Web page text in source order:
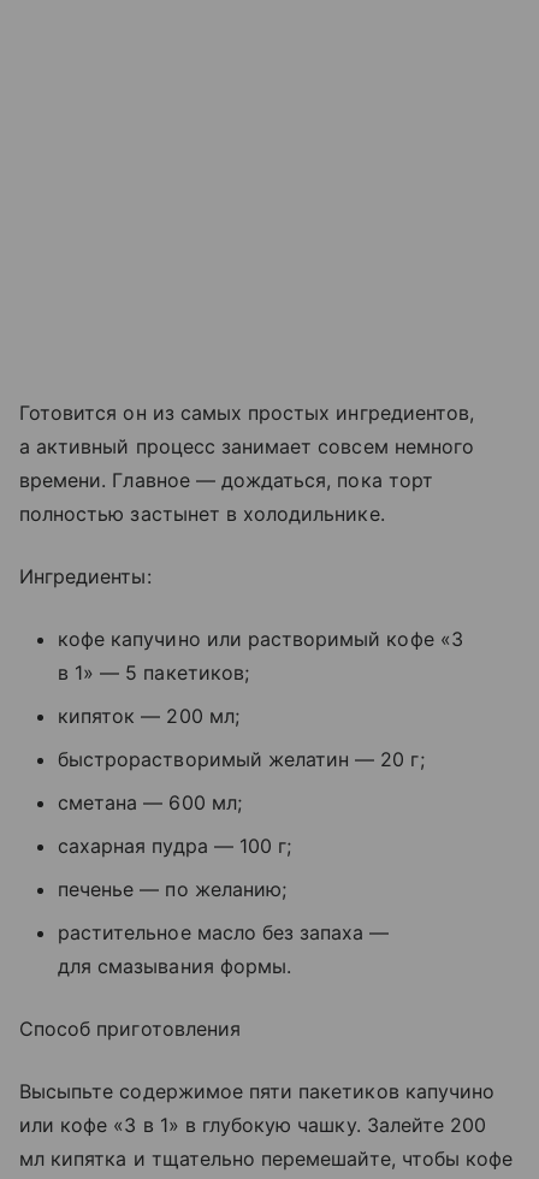
Готовится он из самых простых ингредиентов,
а активный процесс занимает совсем немного
времени. Главное — дождаться, пока торт
полностью застынет в холодильнике.
Ингредиенты:
кофе капучино или растворимый кофе «3
в 1» — 5 пакетиков;
кипяток — 200 мл;
быстрорастворимый желатин — 20 г;
сметана — 600 мл;
сахарная пудра — 100 г;
печенье — по желанию;
растительное масло без запаха —
для смазывания формы.
Способ приготовления
Высыпьте содержимое пяти пакетиков капучино
или кофе «3 в 1» в глубокую чашку. Залейте 200
мл кипятка и тщательно перемешайте, чтобы кофе